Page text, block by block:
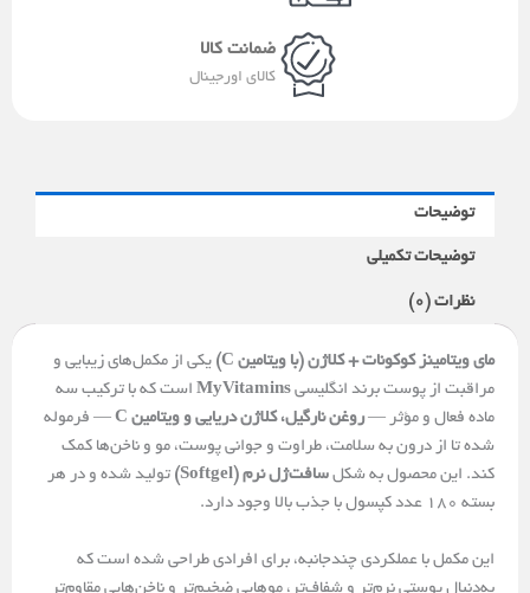
ضمانت کالا
کالای اورجینال
توضیحات
توضیحات تکمیلی
نظرات (0)
مای‌ ویتامینز کوکونات + کلاژن (با ویتامین C)
یکی از مکمل‌های زیبایی و
مراقبت از پوست برند انگلیسی MyVitamins است که با ترکیب سه
ماده فعال و مؤثر —روغن نارگیل، کلاژن دریایی و ویتامین C
— فرموله
شده تا از درون به سلامت، طراوت و جوانی پوست، مو و ناخن‌ها کمک
کند. این محصول به شکل سافت‌ژل نرم (Softgel)
تولید شده و در هر
بسته ۱۸۰ عدد کپسول با جذب بالا وجود دارد.
این مکمل با عملکردی چند‌جانبه، برای افرادی طراحی شده است که
به‌دنبال پوستی نرم‌تر و شفاف‌تر، موهایی ضخیم‌تر و ناخن‌هایی مقاوم‌تر